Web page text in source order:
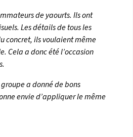
de yaourts. Ils ont
Les détails de tous les
concret, ils voulaient même
Cela a donc été l’occasion
a donné de bons
envie d’appliquer le même